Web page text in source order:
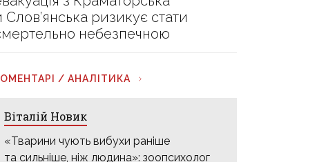
Слов’янська ризикує стати
небезпечною
/ АНАЛІТИКА
Віталій Новик
«Тварини чують вибухи раніше
та сильніше, ніж людина»: зоопсихолог